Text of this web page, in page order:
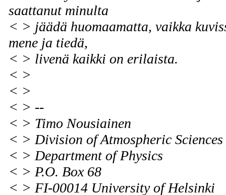
saattanut minulta
< > jäädä huomaamatta, vaikka
mene ja tiedä,
< > livenä kaikki on erilaista.
< >
< >
< > --
< > Timo Nousiainen
< > Division of Atmospheric Sciences
< > Department of Physics
< > P.O. Box 68
< > FI-00014 University of Helsinki